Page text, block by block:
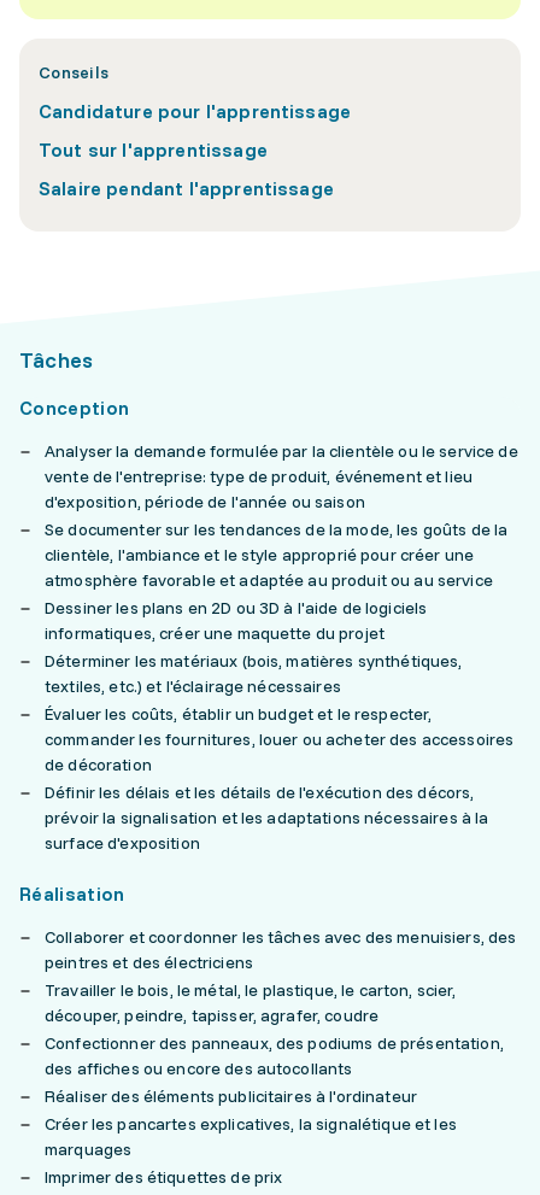
Conseils
Candidature pour l'apprentissage
Tout sur l'apprentissage
Salaire pendant l'apprentissage
Tâches
Conception
Analyser la demande formulée par la clientèle ou le service de
vente de l'entreprise: type de produit, événement et lieu
d'exposition, période de l'année ou saison
Se documenter sur les tendances de la mode, les goûts de la
clientèle, l'ambiance et le style approprié pour créer une
atmosphère favorable et adaptée au produit ou au service
Dessiner les plans en 2D ou 3D à l'aide de logiciels
informatiques, créer une maquette du projet
Déterminer les matériaux (bois, matières synthétiques,
textiles, etc.) et l'éclairage nécessaires
Évaluer les coûts, établir un budget et le respecter,
commander les fournitures, louer ou acheter des accessoires
de décoration
Définir les délais et les détails de l'exécution des décors,
prévoir la signalisation et les adaptations nécessaires à la
surface d'exposition
Réalisation
Collaborer et coordonner les tâches avec des menuisiers, des
peintres et des électriciens
Travailler le bois, le métal, le plastique, le carton, scier,
découper, peindre, tapisser, agrafer, coudre
Confectionner des panneaux, des podiums de présentation,
des affiches ou encore des autocollants
Réaliser des éléments publicitaires à l'ordinateur
Créer les pancartes explicatives, la signalétique et les
marquages
Imprimer des étiquettes de prix